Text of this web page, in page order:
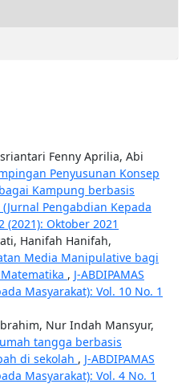
Fenny Aprilia, Abi
Penyusunan Konsep
Kampung berbasis
(Jurnal Pengabdian Kepada
(2021): Oktober 2021
Hanifah Hanifah,
Media Manipulative bagi
, J-ABDIPAMAS
Masyarakat): Vol. 10 No. 1
Nur Indah Mansyur,
tangga berbasis
di sekolah , J-ABDIPAMAS
Masyarakat): Vol. 4 No. 1